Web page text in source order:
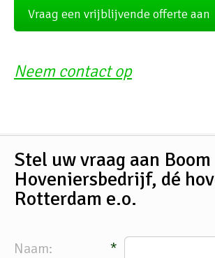
Vraag een vrijblijvende offerte aan
Neem contact op
Stel uw vraag aan Boom
Hoveniersbedrijf, dé
Rotterdam e.o.
*
Naam: